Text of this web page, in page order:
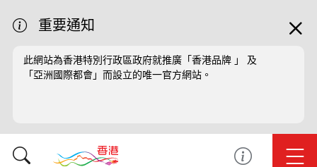
重要通知
此網站為香港特別行政區政府就推廣「香港品牌 」 及
「亞洲國際都會」而設立的唯一官方網站。